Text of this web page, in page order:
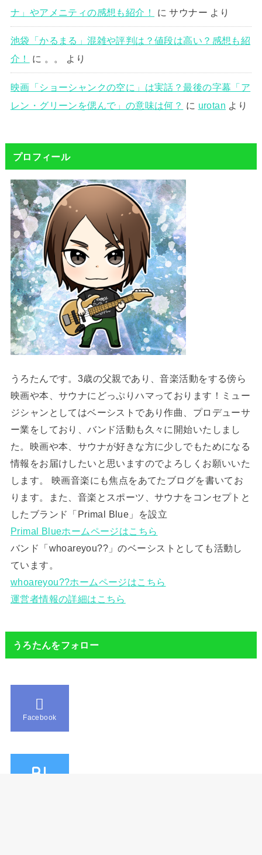
ナ」やアメニティの感想も紹介！
にサウナー より
池袋「かるまる」混雑や評判は？値段は高い？感想も紹
介！
に 。。 より
映画「ショーシャンクの空に」は実話？最後の字幕「ア
レン・グリーンを偲んで」の意味は何？ に urotan より
プロフィール
うろたんです。3歳の父親であり、音楽活動をする傍ら
映画や本、サウナにどっぷりハマっております！ミュー
ジシャンとしてはベーシストであり作曲、プロデューサ
ー業をしており、バンド活動も久々に開始いたしまし
た。映画や本、サウナが好きな方に少しでもためになる
情報をお届けしたいと思いますのでよろしくお願いいた
します。 映画音楽にも焦点をあてたブログを書いてお
ります。また、音楽とスポーツ、サウナをコンセプトと
したブランド「Primal Blue」を設立
Primal Blueホームページはこちら
バンド「whoareyou??」のベーシストとしても活動し
ています。
whoareyou??ホームページはこちら
運営者情報の詳細はこちら
うろたんをフォロー
Facebook
B!